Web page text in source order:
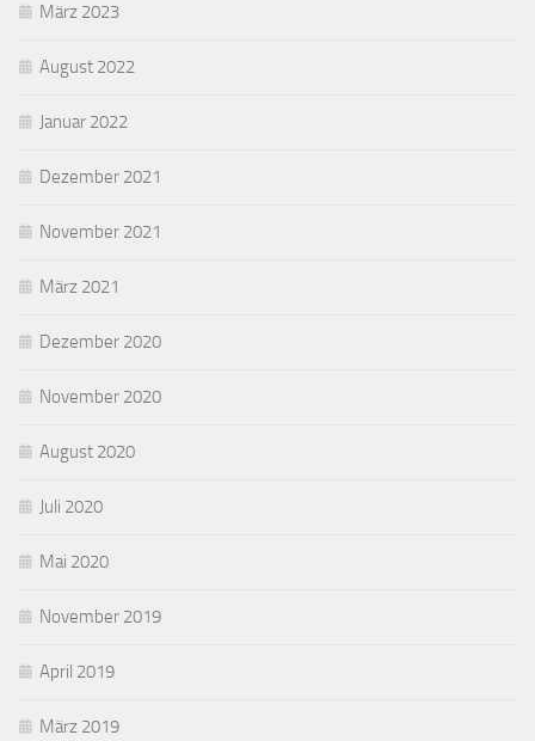
März 2023
August 2022
Januar 2022
Dezember 2021
November 2021
März 2021
Dezember 2020
November 2020
August 2020
Juli 2020
Mai 2020
November 2019
April 2019
März 2019